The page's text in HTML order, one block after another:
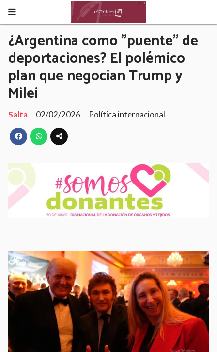
¿Argentina como "puente" de
deportaciones? El polémico
plan que negocian Trump y
Milei
Salta 02/02/2026 Política internacional